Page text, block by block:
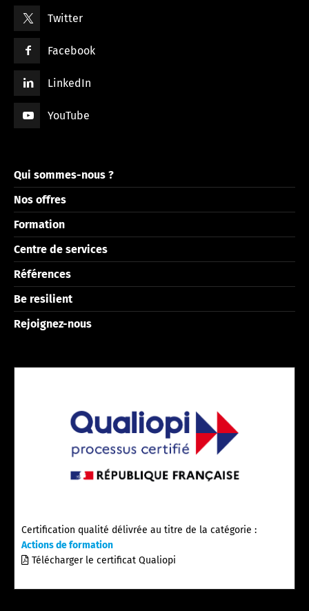
Twitter
Facebook
LinkedIn
YouTube
Qui sommes-nous ?
Nos offres
Formation
Centre de services
Références
Be resilient
Rejoignez-nous
Certification qualité délivrée au titre de la catégorie :
Actions de formation
Télécharger le certificat Qualiopi